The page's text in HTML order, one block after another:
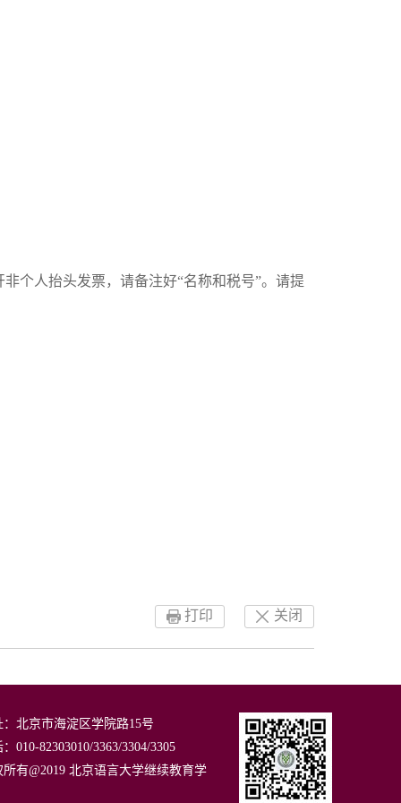
非个人抬头发票，请备注好“名称和税号”。请提
关闭
打印
：北京市海淀区学院路15号
：010-82303010/3363/3304/3305
所有@2019 北京语言大学继续教育学